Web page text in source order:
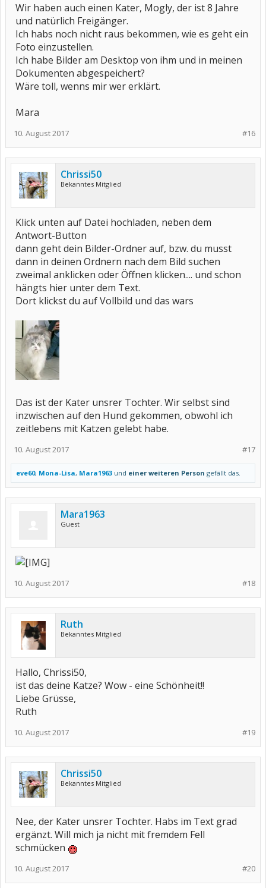
Wir haben auch einen Kater, Mogly, der ist 8 Jahre
und natürlich Freigänger.
Ich habs noch nicht raus bekommen, wie es geht ein
Foto einzustellen.
Ich habe Bilder am Desktop von ihm und in meinen
Dokumenten abgespeichert?
Wäre toll, wenns mir wer erklärt.
Mara
#16
10. August 2017
Chrissi50
Bekanntes Mitglied
Klick unten auf Datei hochladen, neben dem
Antwort-Button
dann geht dein Bilder-Ordner auf, bzw. du musst
dann in deinen Ordnern nach dem Bild suchen
zweimal anklicken oder Öffnen klicken.... und schon
hängts hier unter dem Text.
Dort klickst du auf Vollbild und das wars
Das ist der Kater unsrer Tochter. Wir selbst sind
inzwischen auf den Hund gekommen, obwohl ich
zeitlebens mit Katzen gelebt habe.
#17
10. August 2017
eve60, Mona-Lisa, Mara1963 und einer weiteren Person gefällt das.
Mara1963
Guest
#18
10. August 2017
Ruth
Bekanntes Mitglied
Hallo, Chrissi50,
ist das deine Katze? Wow - eine Schönheit!!
Liebe Grüsse,
Ruth
#19
10. August 2017
Chrissi50
Bekanntes Mitglied
Nee, der Kater unsrer Tochter. Habs im Text grad
ergänzt. Will mich ja nicht mit fremdem Fell
schmücken
#20
10. August 2017